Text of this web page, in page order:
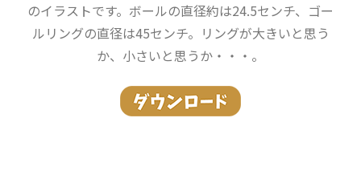
のイラストです。ボールの直径約は24.5センチ、ゴー
ルリングの直径は45センチ。リングが大きいと思う
か、小さいと思うか・・・。